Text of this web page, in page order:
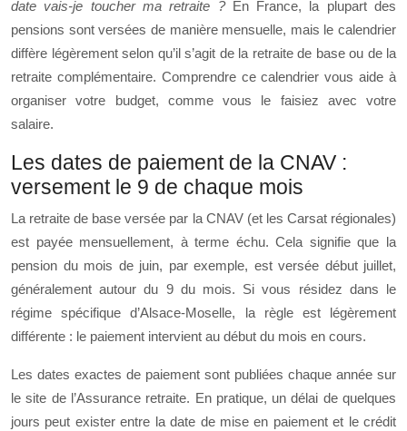
date vais-je toucher ma retraite ?En France, la plupart des
pensions sont versées de manière mensuelle, mais le calendrier
diffère légèrement selon qu’il s’agit de la retraite de base ou de la
retraite complémentaire. Comprendre ce calendrier vous aide à
organiser votre budget, comme vous le faisiez avec votre
salaire.
Les dates de paiement de la CNAV :
versement le 9 de chaque mois
La retraite de base versée par la CNAV (et les Carsat régionales)
est payée mensuellement, à terme échu. Cela signifie que la
pension du mois de juin, par exemple, est versée début juillet,
généralement autour du 9 du mois. Si vous résidez dans le
régime spécifique d’Alsace-Moselle, la règle est légèrement
différente : le paiement intervient au début du mois en cours.
Les dates exactes de paiement sont publiées chaque année sur
le site de l’Assurance retraite. En pratique, un délai de quelques
jours peut exister entre la date de mise en paiement et le crédit